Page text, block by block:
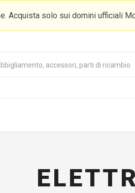
Acquista solo sui domini ufficiali